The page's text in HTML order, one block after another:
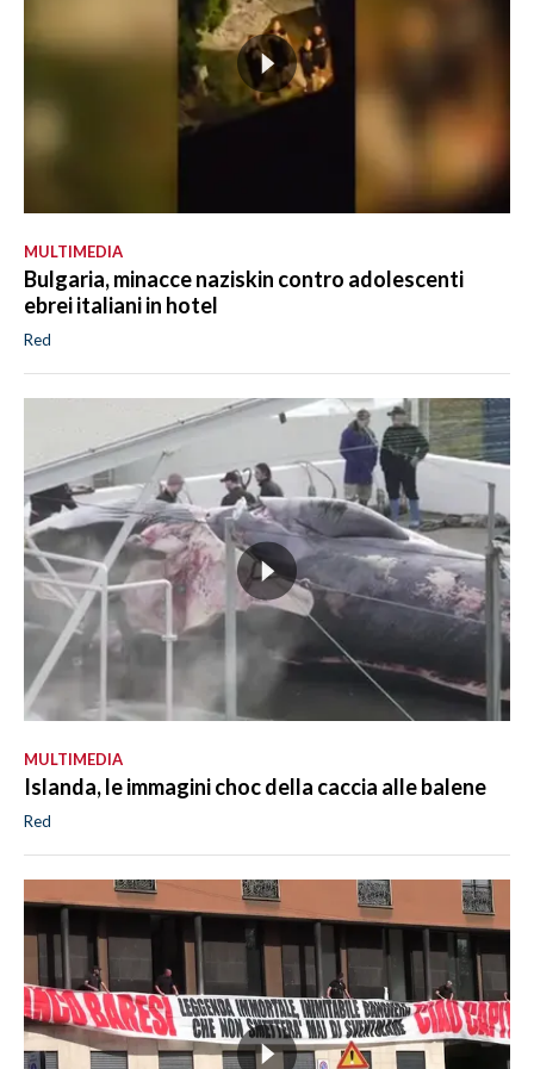
MULTIMEDIA
Bulgaria, minacce naziskin contro adolescenti
ebrei italiani in hotel
Red
MULTIMEDIA
Islanda, le immagini choc della caccia alle balene
Red